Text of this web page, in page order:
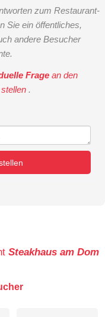
zum Restaurant-
Sie ein öffentliches,
andere Besucher
Frage an den
.
Steakhaus am Dom